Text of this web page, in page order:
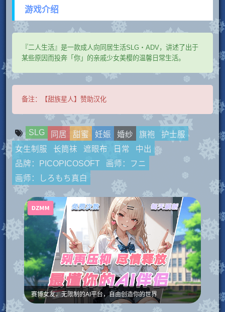
游戏介绍
『二人生活』是一款成人向同居生活SLG・ADV，讲述了出于
某些原因而投奔「你」的亲戚少女美樱的温馨日常生活。
备注： 【甜族星人】赞助汉化
SLG 同居 甜蜜 妊娠 婚纱 旗袍
护士服
女生制服
长筒袜 遮眼布 日常
中出
品牌：PICOPICOSOFT
画师：フニ
画师：しろもち真白
赛博女友，无限制的AI平台，自由创造你的世界